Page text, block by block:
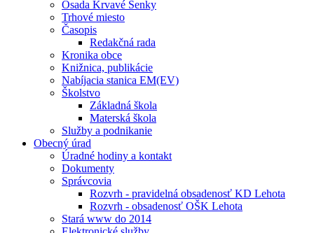
Osada Krvavé Šenky
Trhové miesto
Časopis
Redakčná rada
Kronika obce
Knižnica, publikácie
Nabíjacia stanica EM(EV)
Školstvo
Základná škola
Materská škola
Služby a podnikanie
Obecný úrad
Úradné hodiny a kontakt
Dokumenty
Správcovia
Rozvrh - pravidelná obsadenosť KD Lehota
Rozvrh - obsadenosť OŠK Lehota
Stará www do 2014